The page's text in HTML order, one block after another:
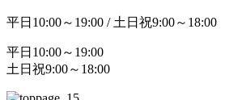
平日10:00～19:00 / 土日祝9:00～18:00
平日10:00～19:00
土日祝9:00～18:00